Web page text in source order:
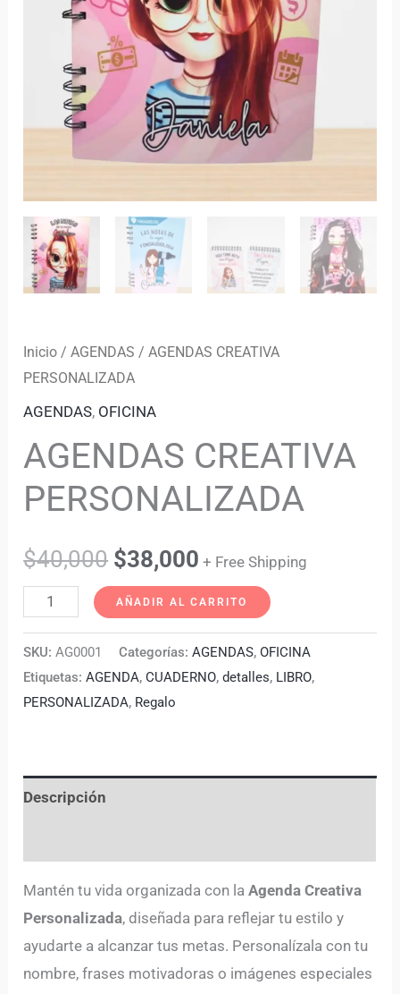
Inicio /AGENDAS / AGENDAS CREATIVA
PERSONALIZADA
AGENDAS, OFICINA
AGENDAS CREATIVA
PERSONALIZADA
$40,000 $38,000 + Free Shipping
AÑADIR AL CARRITO
SKU:AG0001 Categorías:AGENDAS,OFICINA
Etiquetas:AGENDA,CUADERNO,detalles, LIBRO,
PERSONALIZADA, Regalo
Descripción
Mantén tu vida organizada con laAgenda Creativa
Personalizada, diseñada para reflejar tu estilo y
ayudarte a alcanzar tus metas. Personalízala con tu
nombre, frases motivadoras o imágenes especiales